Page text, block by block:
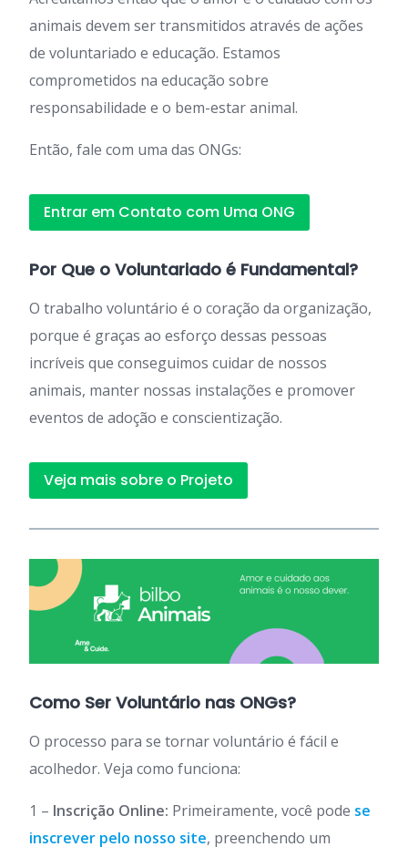
animais devem ser transmitidos através de ações
de voluntariado e educação. Estamos
comprometidos na educação sobre
responsabilidade e o bem-estar animal.
Então, fale com uma das ONGs:
Entrar em Contato com Uma ONG
Por Que o Voluntariado é Fundamental?
O trabalho voluntário é o coração da organização,
porque é graças ao esforço dessas pessoas
incríveis que conseguimos cuidar de nossos
animais, manter nossas instalações e promover
eventos de adoção e conscientização.
Veja mais sobre o Projeto
Como Ser Voluntário nas ONGs?
O processo para se tornar voluntário é fácil e
acolhedor. Veja como funciona:
1 – Inscrição Online: Primeiramente, você pode se
inscrever pelo nosso site, preenchendo um